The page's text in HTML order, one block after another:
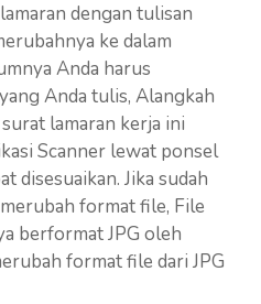
dengan tulisan
ke dalam
Anda harus
Anda tulis, Alangkah
lamaran kerja ini
Scanner lewat ponsel
disesuaikan. Jika sudah
format file, File
berformat JPG oleh
format file dari JPG